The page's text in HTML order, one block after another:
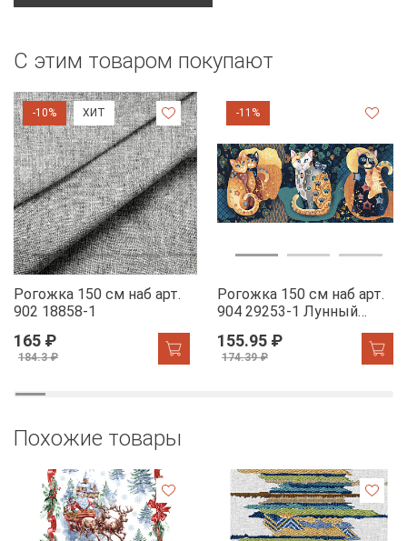
С этим товаром покупают
-10% ХИТ
Рогожка 150 см наб арт.
902 18858-1
165 ₽
184.3 ₽
-11%
Рогожка 150 см наб арт.
904 29253-1 Лунный
155.95 ₽
174.39 ₽
Похожие товары